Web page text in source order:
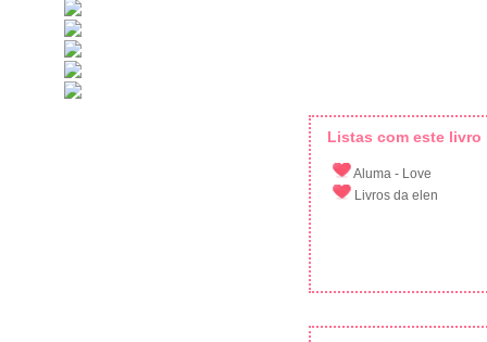
Listas com este livro
Aluma - Love
Livros da elen